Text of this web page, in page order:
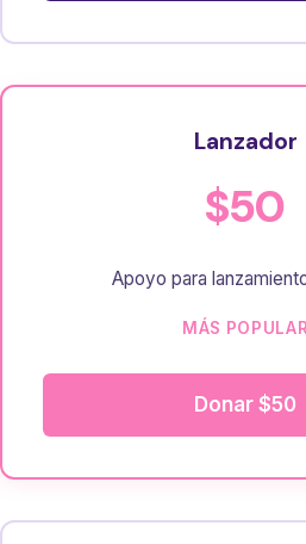
Lanzador
$50
Apoyo para
MÁS POPULAR
Donar $50